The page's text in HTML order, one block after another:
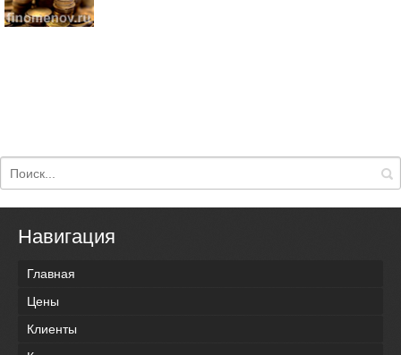
Навигация
Главная
Цены
Клиенты